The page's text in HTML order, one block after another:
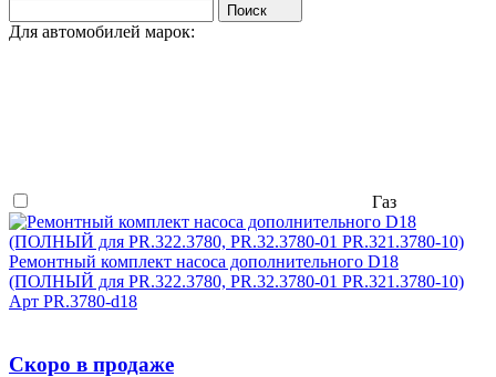
Поиск
Для автомобилей марок:
Газ
Ремонтный комплект насоса дополнительного D18
(ПОЛНЫЙ для PR.322.3780, PR.32.3780-01 PR.321.3780-10)
Арт PR.3780-d18
Скоро в продаже